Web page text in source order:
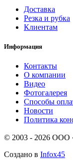
Доставка
Резка и рубка
Клиентам
Информация
Контакты
О компании
Видео
Фотогалерея
Способы
Новости
Политика
© 2003 - 2026 ООО
Создано в Infox45